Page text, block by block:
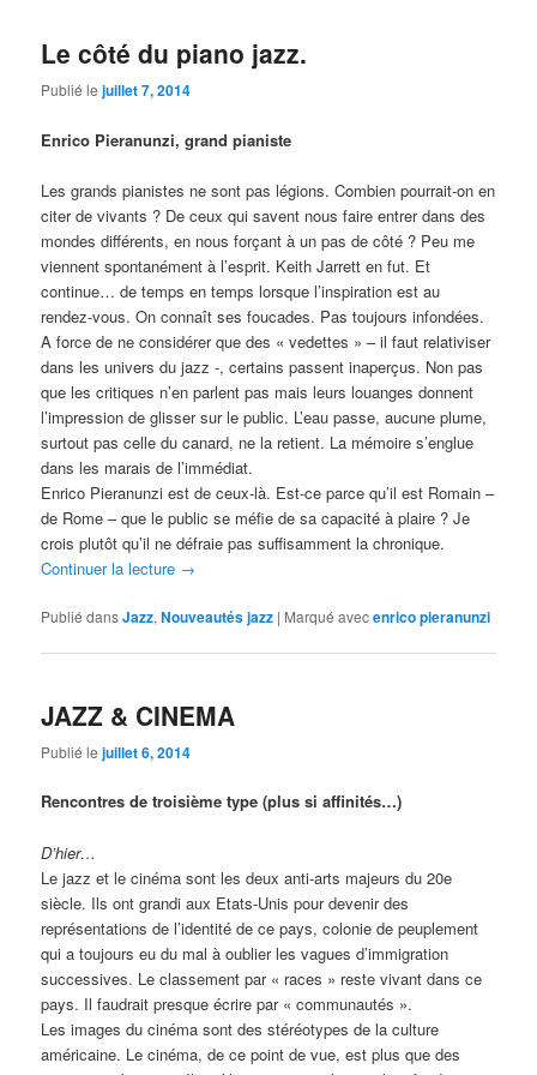
Le côté du piano jazz.
Publié lejuillet 7, 2014
Enrico Pieranunzi, grand pianiste
Les grands pianistes ne sont pas légions. Combien pourrait-on en
citer de vivants ? De ceux qui savent nous faire entrer dans des
mondes différents, en nous forçant à un pas de côté ? Peu me
viennent spontanément à l’esprit. Keith Jarrett en fut. Et
continue… de temps en temps lorsque l’inspiration est au
rendez-vous. On connaît ses foucades. Pas toujours infondées.
A force de ne considérer que des « vedettes » – il faut relativiser
dans les univers du jazz -, certains passent inaperçus. Non pas
que les critiques n’en parlent pas mais leurs louanges donnent
l’impression de glisser sur le public. L’eau passe, aucune plume,
surtout pas celle du canard, ne la retient. La mémoire s’englue
dans les marais de l’immédiat.
Enrico Pieranunzi est de ceux-là. Est-ce parce qu’il est Romain –
de Rome – que le public se méfie de sa capacité à plaire ? Je
crois plutôt qu’il ne défraie pas suffisamment la chronique.
Continuer la lecture →
Publié dansJazz,Nouveautés jazz | Marqué avecenrico pieranunzi
JAZZ & CINEMA
Publié lejuillet 6, 2014
Rencontres de troisième type (plus si affinités…)
D’hier…
Le jazz et le cinéma sont les deux anti-arts majeurs du 20e
siècle. Ils ont grandi aux Etats-Unis pour devenir des
représentations de l’identité de ce pays, colonie de peuplement
qui a toujours eu du mal à oublier les vagues d’immigration
successives. Le classement par « races » reste vivant dans ce
pays. Il faudrait presque écrire par « communautés ».
Les images du cinéma sont des stéréotypes de la culture
américaine. Le cinéma, de ce point de vue, est plus que des